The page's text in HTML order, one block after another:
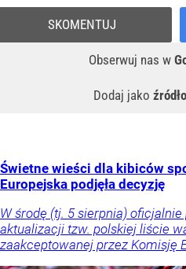
Obserwuj nas w
Dodaj jako
SKOMENTUJ
Świetne wieści dla kibiców
Europejska podjęła decyzję
W środę (tj. 5 sierpnia)
aktualizacji tzw. polskiej liście
zaakceptowanej przez Komisję